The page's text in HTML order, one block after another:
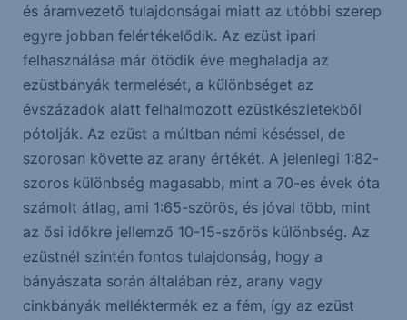
és áramvezető tulajdonságai miatt az utóbbi szerep
egyre jobban felértékelődik. Az ezüst ipari
felhasználása már ötödik éve meghaladja az
ezüstbányák termelését, a különbséget az
évszázadok alatt felhalmozott ezüstkészletekből
pótolják. Az ezüst a múltban némi késéssel, de
szorosan követte az arany értékét. A jelenlegi 1:82-
szoros különbség magasabb, mint a 70-es évek óta
számolt átlag, ami 1:65-szörös, és jóval több, mint
az ősi időkre jellemző 10-15-szőrös különbség. Az
ezüstnél szintén fontos tulajdonság, hogy a
bányászata során általában réz, arany vagy
cinkbányák melléktermék ez a fém, így az ezüst